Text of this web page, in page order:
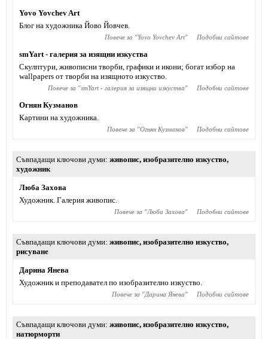
Yovo Yovchev Art
Блог на художника Йово Йовчев.
Повече за "Yovo Yovchev Art" Подобни сайтове
smYart - галерия за изящни изкуства
Скулптури, живописни творби, графики и икони; богат избор на
wallpapers от творби на изящното изкуство.
Повече за "smYart - галерия за изящни изкуства" Подобни сайтове
Огнян Кузманов
Картини на художника.
Повече за "Огнян Кузманов" Подобни сайтове
Съвпадащи ключови думи живопис, изобразително изкуство,
художник
Люба Захова
Художник. Галерия живопис.
Повече за "Люба Захова" Подобни сайтове
Съвпадащи ключови думи живопис, изобразително изкуство,
рисуване
Дарина Янева
Художник и преподавател по изобразително изкуство.
Повече за "Дарина Янева" Подобни сайтове
Съвпадащи ключови думи живопис, изобразително изкуство,
натюрморти